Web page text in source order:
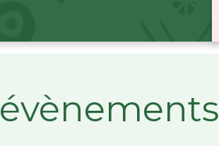
évènements